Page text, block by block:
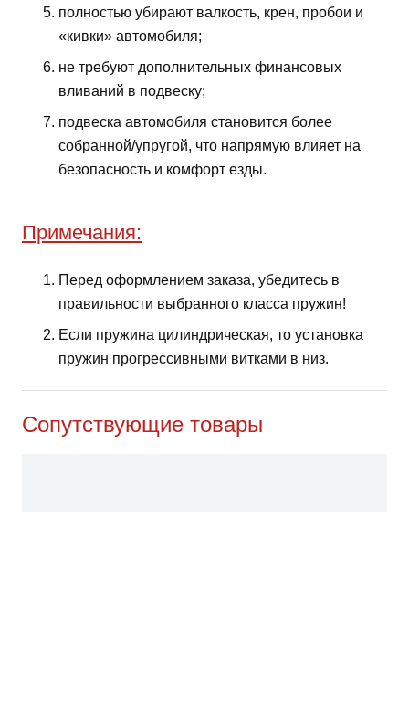
полностью убирают валкость, крен, пробои и
«кивки» автомобиля;
не требуют дополнительных финансовых
вливаний в подвеску;
подвеска автомобиля становится более
собранной/упругой, что напрямую влияет на
безопасность и комфорт езды.
Примечания:
Перед оформлением заказа, убедитесь в
правильности выбранного класса пружин!
Если пружина цилиндрическая, то установка
пружин прогрессивными витками в низ.
Сопутствующие товары